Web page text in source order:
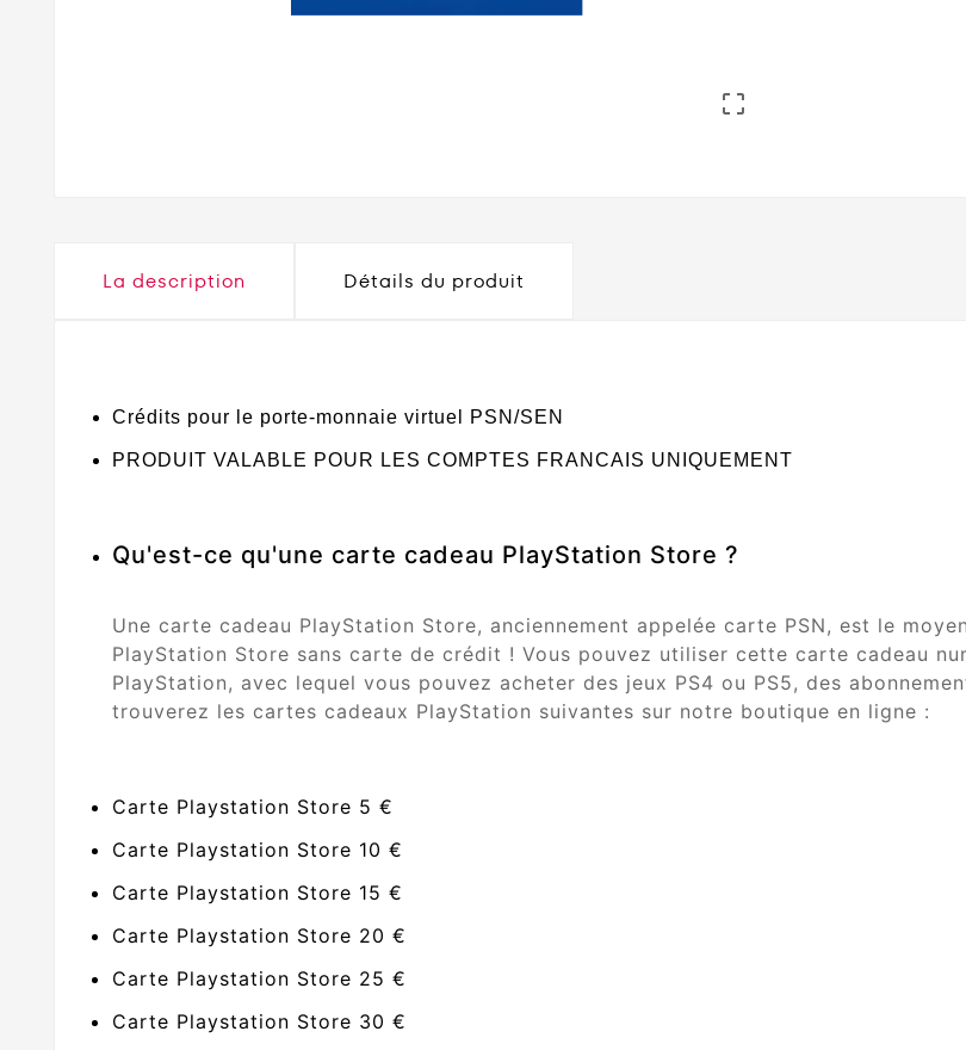

La description Détails du produit
Crédits pour le porte-monnaie virtuel PSN/SEN
PRODUIT VALABLE POUR LES COMPTES FRANCAIS UNIQUEMENT
Qu'est-ce qu'une carte cadeau PlayStation Store ?
Une carte cadeau PlayStation Store, anciennement appelée carte PSN, est le
PlayStation Store sans carte de crédit ! Vous pouvez utiliser cette carte cadeau
PlayStation, avec lequel vous pouvez acheter des jeux PS4 ou PS5, des
trouverez les cartes cadeaux PlayStation suivantes sur notre boutique en ligne :
Carte Playstation Store 5 €
Carte Playstation Store 10 €
Carte Playstation Store 15 €
Carte Playstation Store 20 €
Carte Playstation Store 25 €
Carte Playstation Store 30 €